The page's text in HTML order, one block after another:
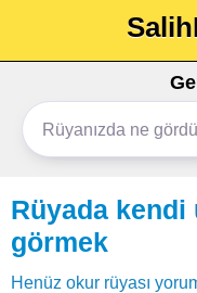
Rüyada kendi
görmek
Henüz okur rüyası